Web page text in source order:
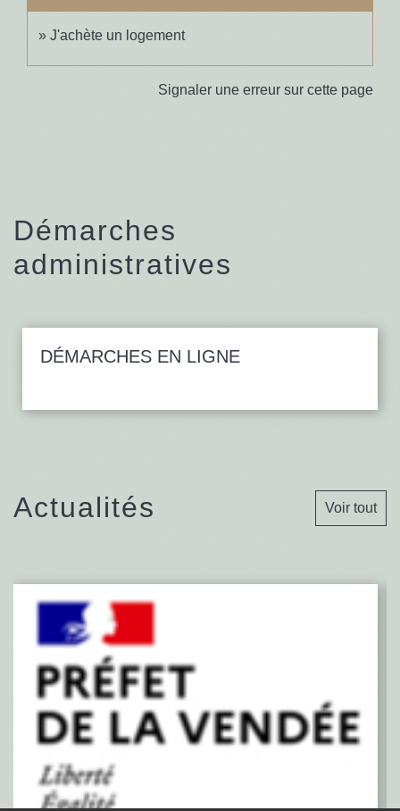
J'achète un logement
Signaler une erreur sur cette page
Démarches
administratives
DÉMARCHES EN LIGNE
Actualités Voir tout